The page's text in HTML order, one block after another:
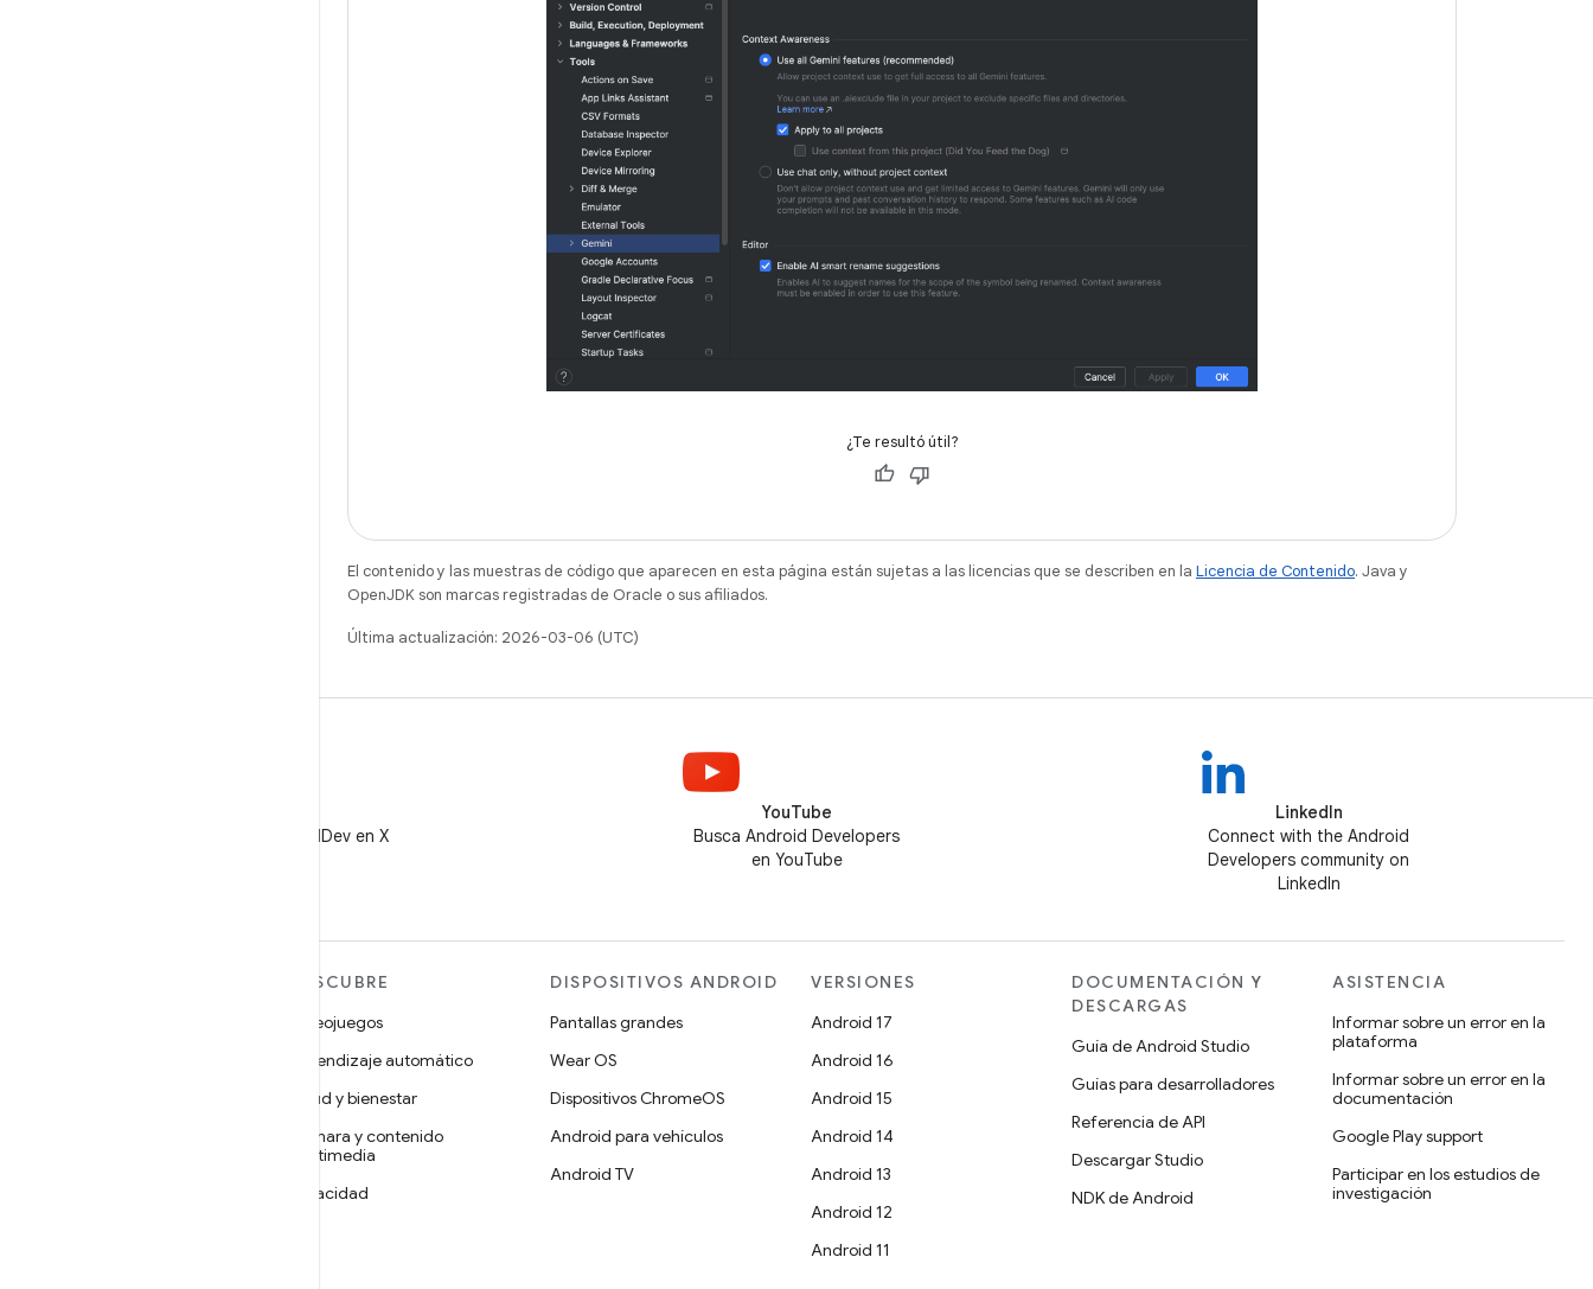
¿Te resultó útil?
El contenido y las muestras de código que aparecen en esta página están sujetas a las licencias que se describen en la Licencia de Contenido. Java y
OpenJDK son marcas registradas de Oracle o sus afiliados.
Última actualización: 2026-03-06 (UTC)
Sigue a @AndroidDev en X
YouTube
Busca Android Developers
en YouTube
LinkedIn
Connect with the Android
Developers community on
LinkedIn
DESCUBRE
Videojuegos
Aprendizaje automático
Salud y bienestar
Cámara y contenido
multimedia
Privacidad
DISPOSITIVOS ANDROID
Pantallas grandes
Wear OS
Dispositivos ChromeOS
Android para vehículos
Android TV
VERSIONES
Android 17
Android 16
Android 15
Android 14
Android 13
Android 12
Android 11
DOCUMENTACIÓN Y
DESCARGAS
Guía de Android Studio
Guías para desarrolladores
Referencia de API
Descargar Studio
NDK de Android
ASISTENCIA
Informar sobre un error en la
plataforma
Informar sobre un error en la
documentación
Google Play support
Participar en los estudios de
investigación